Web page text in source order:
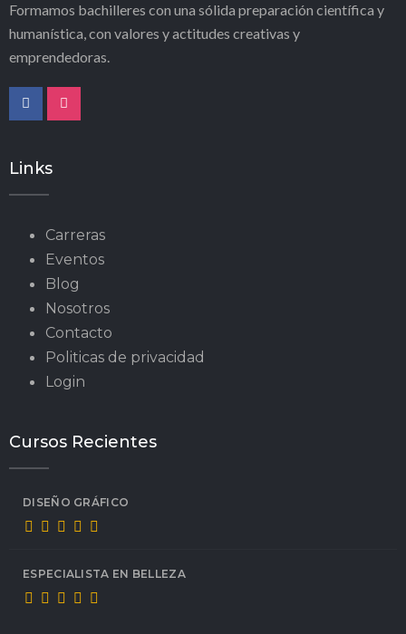
Formamos bachilleres con una sólida preparación científica y
humanística, con valores y actitudes creativas y
emprendedoras.
Links
Carreras
Eventos
Blog
Nosotros
Contacto
Politicas de privacidad
Login
Cursos Recientes
DISEÑO GRÁFICO
ESPECIALISTA EN BELLEZA